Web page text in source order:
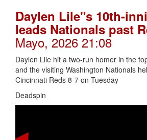
Daylen Lile"s 10th-
leads Nationals past
Mayo, 2026 21:08
Daylen Lile hit a two-run homer in the
and the visiting Washington Nationals
Cincinnati Reds 8-7 on Tuesday
Deadspin